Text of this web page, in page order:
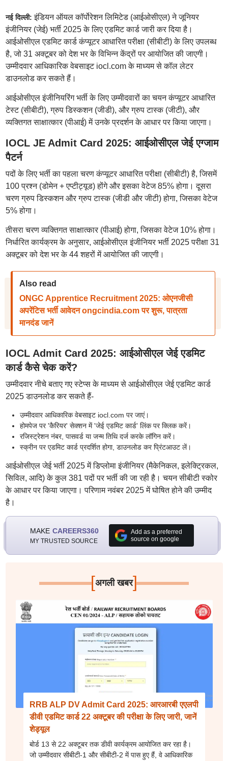
नई दिल्ली:इंडियन ऑयल कॉर्पोरेशन लिमिटेड (आईओसीएल) ने जूनियर
इंजीनियर (जेई) भर्ती 2025 के लिए एडमिट कार्ड जारी कर दिया है।
आईओसीएल एडमिट कार्ड कंप्यूटर आधारित परीक्षा (सीबीटी) के लिए उपलब्ध
है, जो 31 अक्टूबर को देश भर के विभिन्न केंद्रों पर आयोजित की जाएगी।
उम्मीदवार आधिकारिक वेबसाइट iocl.com के माध्यम से कॉल लेटर
डाउनलोड कर सकते हैं।
आईओसीएल इंजीनियरिंग भर्ती के लिए उम्मीदवारों का चयन कंप्यूटर आधारित
टेस्ट (सीबीटी), ग्रुप डिस्कशन (जीडी), और ग्रुप टास्क (जीटी), और
व्यक्तिगत साक्षात्कार (पीआई) में उनके प्रदर्शन के आधार पर किया जाएगा।
IOCL JE Admit Card 2025: आईओसीएल जेई एग्जाम
पैटर्न
पदों के लिए भर्ती का पहला चरण कंप्यूटर आधारित परीक्षा (सीबीटी) है, जिसमें
100 प्रश्न (डोमेन + एप्टीट्यूड) होंगे और इसका वेटेज 85% होगा। दूसरा
चरण ग्रुप डिस्कशन और ग्रुप टास्क (जीडी और जीटी) होगा, जिसका वेटेज
5% होगा।
तीसरा चरण व्यक्तिगत साक्षात्कार (पीआई) होगा, जिसका वेटेज 10% होगा।
निर्धारित कार्यक्रम के अनुसार, आईओसीएल इंजीनियर भर्ती 2025 परीक्षा 31
अक्टूबर को देश भर के 44 शहरों में आयोजित की जाएगी।
Also read
ONGC Apprentice Recruitment 2025: ओएनजीसी
अपरेंटिस भर्ती आवेदन ongcindia.com पर शुरू, पात्रता
मानदंड जानें
IOCL Admit Card 2025: आईओसीएल जेई एडमिट
कार्ड कैसे चेक करें?
उम्मीदवार नीचे बताए गए स्टेप्स के माध्यम से आईओसीएल जेई एडमिट कार्ड
2025 डाउनलोड कर सकते हैं-
उम्मीदवार आधिकारिक वेबसाइट iocl.com पर जाएं।
होमपेज पर 'कैरियर' सेक्शन में 'जेई एडमिट कार्ड' लिंक पर क्लिक करें।
रजिस्ट्रेशन नंबर, पासवर्ड या जन्म तिथि दर्ज करके लॉगिन करें।
स्क्रीन पर एडमिट कार्ड प्रदर्शित होगा, डाउनलोड कर प्रिंटआउट लें।
आईओसीएल जेई भर्ती 2025 में डिप्लोमा इंजीनियर (मैकेनिकल, इलेक्ट्रिकल,
सिविल, आदि) के कुल 381 पदों पर भर्ती की जा रही है। चयन सीबीटी स्कोर
के आधार पर किया जाएगा। परिणाम नवंबर 2025 में घोषित होने की उम्मीद
है।
MAKE CAREERS360
MY TRUSTED SOURCE
Add as a preferred
source on google
[अगली खबर]
RRB ALP DV Admit Card 2025: आरआरबी एएलपी
डीवी एडमिट कार्ड 22 अक्टूबर की परीक्षा के लिए जारी, जानें
शेड्यूल
बोर्ड 13 से 22 अक्टूबर तक डीवी कार्यक्रम आयोजित कर रहा है।
जो उम्मीदवार सीबीटी-1 और सीबीटी-2 में पास हुए हैं, वे आधिकारिक